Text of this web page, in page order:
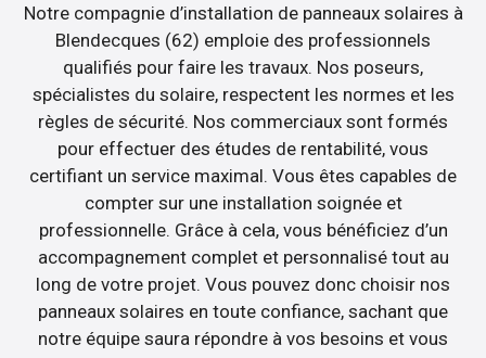
Notre compagnie d’installation de panneaux solaires à
Blendecques (62) emploie des professionnels
qualifiés pour faire les travaux. Nos poseurs,
spécialistes du solaire, respectent les normes et les
règles de sécurité. Nos commerciaux sont formés
pour effectuer des études de rentabilité, vous
certifiant un service maximal. Vous êtes capables de
compter sur une installation soignée et
professionnelle. Grâce à cela, vous bénéficiez d’un
accompagnement complet et personnalisé tout au
long de votre projet. Vous pouvez donc choisir nos
panneaux solaires en toute confiance, sachant que
notre équipe saura répondre à vos besoins et vous